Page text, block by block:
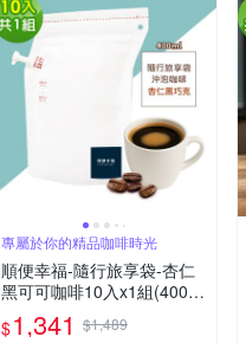
專屬於你的精品咖啡時光
順便幸福-隨行旅享袋-杏仁
黑可可咖啡10入x1組(400ml
濾袋 旅行 沖泡)
$1,341 $1,489